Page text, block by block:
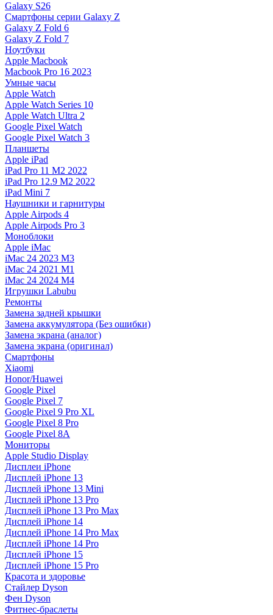
Galaxy S26
Смартфоны серии Galaxy Z
Galaxy Z Fold 6
Galaxy Z Fold 7
Ноутбуки
Apple Macbook
Macbook Pro 16 2023
Умные часы
Apple Watch
Apple Watch Series 10
Apple Watch Ultra 2
Google Pixel Watch
Google Pixel Watch 3
Планшеты
Apple iPad
iPad Pro 11 M2 2022
iPad Pro 12.9 M2 2022
iPad Mini 7
Наушники и гарнитуры
Apple Airpods 4
Apple Airpods Pro 3
Моноблоки
Apple iMac
iMac 24 2023 M3
iMac 24 2021 M1
iMac 24 2024 M4
Игрушки Labubu
Ремонты
Замена задней крышки
Замена аккумулятора (Без ошибки)
Замена экрана (аналог)
Замена экрана (оригинал)
Смартфоны
Xiaomi
Honor/Huawei
Google Pixel
Google Pixel 7
Google Pixel 9 Pro XL
Google Pixel 8 Pro
Google Pixel 8A
Мониторы
Apple Studio Display
Дисплеи iPhone
Дисплей iPhone 13
Дисплей iPhone 13 Mini
Дисплей iPhone 13 Pro
Дисплей iPhone 13 Pro Max
Дисплей iPhone 14
Дисплей iPhone 14 Pro Max
Дисплей iPhone 14 Pro
Дисплей iPhone 15
Дисплей iPhone 15 Pro
Красота и здоровье
Стайлер Dyson
Фен Dyson
Фитнес-браслеты